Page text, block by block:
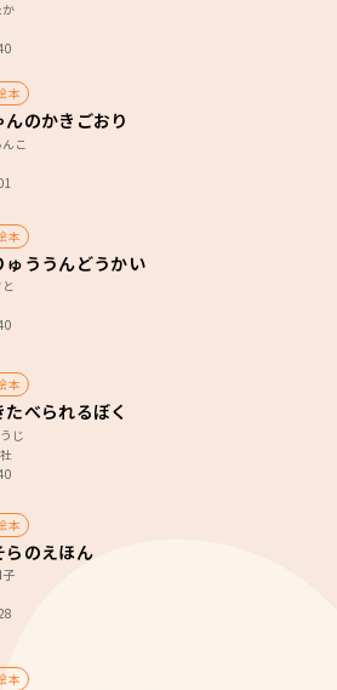
本
のかきごおり
こ
本
ゅううんどうかい
本
たべられるぼく
じ
本
らのえほん
本